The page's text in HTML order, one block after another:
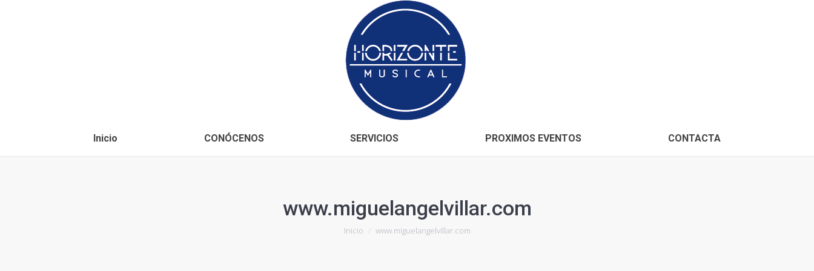
Inicio CONÓCENOS SERVICIOS PROXIMOS EVENTOS CONTACTA
www.miguelangelvillar.com
Estás aquí:
Inicio www.miguelangelvillar.com
CONÓCENOS